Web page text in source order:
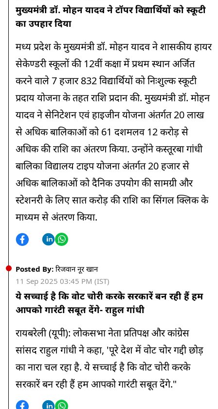
मुख्यमंत्री डॉ. मोहन यादव ने टॉपर विद्यार्थियों को स्कूटी
का उपहार दिया
मध्य प्रदेश के मुख्यमंत्री डॉ. मोहन यादव ने शासकीय हायर
सेकेण्डरी स्कूलों की 12वीं कक्षा में प्रथम स्थान अर्जित
करने वाले 7 हजार 832 विद्यार्थियों को निःशुल्क स्कूटी
प्रदाय योजना के तहत राशि प्रदान की. मुख्यमंत्री डॉ. मोहन
यादव ने सेनिटेशन एवं हाइजीन योजना अंतर्गत 20 लाख
से अधिक बालिकाओं को 61 दशमलव 12 करोड़ से
अधिक की राशि का अंतरण किया. उन्होंने कस्तूरबा गांधी
बालिका विद्यालय टाइप योजना अंतर्गत 20 हजार से
अधिक बालिकाओं को दैनिक उपयोग की सामग्री और
स्टेशनरी के लिए सात करोड़ की राशि का सिंगल क्लिक के
माध्यम से अंतरण किया.
Posted By: रिजवान नूर खान
11 Sep 2025 03:45 PM (IST)
ये सच्चाई है कि वोट चोरी करके सरकारें बन रही हैं हम
आपको गारंटी सबूत देंगे- राहुल गांधी
रायबरेली (यूपी): लोकसभा नेता प्रतिपक्ष और कांग्रेस
सांसद राहुल गांधी ने कहा, 'पूरे देश में वोट चोर गद्दी छोड़
का नारा चल रहा है. ये सच्चाई है कि वोट चोरी करके
सरकारें बन रही हैं हम आपको गारंटी सबूत देंगे."